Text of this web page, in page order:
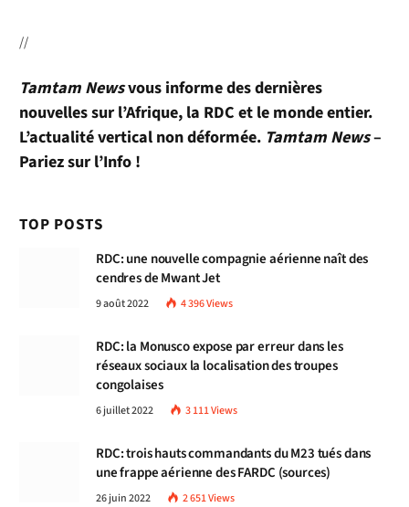
//
Tamtam Newsvous informe des dernières
nouvelles sur l’Afrique, la RDC et le monde entier.
L’actualité vertical non déformée. Tamtam News–
Pariez sur l’Info !
TOP POSTS
RDC: une nouvelle compagnie aérienne naît des
cendres de Mwant Jet
9 août 2022 4 396Views
RDC: la Monusco expose par erreur dans les
réseaux sociaux la localisation des troupes
congolaises
6 juillet 2022 3 111Views
RDC: trois hauts commandants du M23 tués dans
une frappe aérienne des FARDC (sources)
26 juin 2022 2 651Views